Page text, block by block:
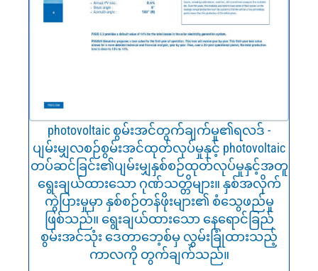
photovoltaic စွမ်းအင်တွက်ချက်မှု၏ရလဒ် -
ပျမ်းမျှလစဉ်စွမ်းအင်ထုတ်လုပ်မှုနှင့် photovoltaic
တပ်ဆင်ခြင်း၏ပျမ်းမျှနှစ်စဉ်ထုတ်လုပ်မှုနှင့်အတူ
ရွေးချယ်ထားသော ဂုဏ်သတ္တိများ။ နှစ်အလိုက်
ကွဲပြားမှုမှာ နှစ်စဉ်တန်ဖိုးများ၏ စံသွေဖည်မှု
ဖြစ်သည်။ ရွေးချယ်ထားသော နေရောင်ခြည်
စွမ်းအင်သုံး ဒေတာဘေ့စ်မှ လွှမ်းခြုံထားသည့်
ကာလကို တွက်ချက်သည်။